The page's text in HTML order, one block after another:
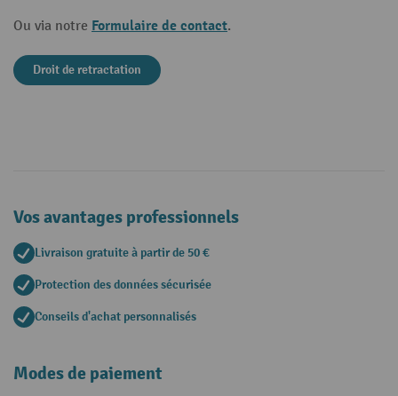
Ou via notre Formulaire de contact.
Droit de retractation
Vos avantages professionnels
Livraison gratuite à partir de 50 €
Protection des données sécurisée
Conseils d'achat personnalisés
Modes de paiement